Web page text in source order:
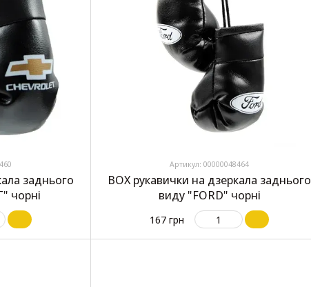
заднього
чорні
Артикул: 00000048464
BOX рукавички на дзеркала заднього
виду "FORD" чорні
167 грн